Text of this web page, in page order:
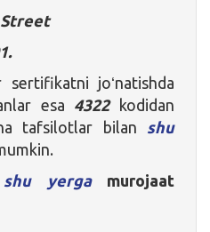
Street
sertifikatni joʻnatishda
esa 4322kodidan
tafsilotlar bilan shu
shu yerga
murojaat